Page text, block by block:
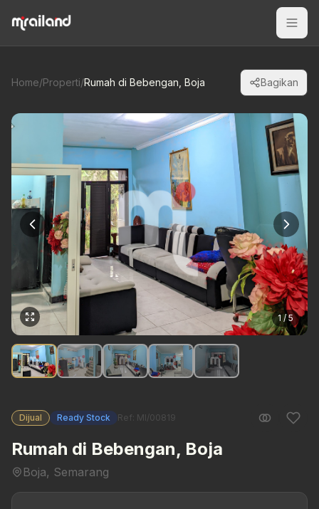
Home/Properti/Rumah di Bebengan, Boja Bagikan
1 / 5
Dijual Ready Stock Ref: MI/00819
Rumah di Bebengan, Boja
Boja, Semarang